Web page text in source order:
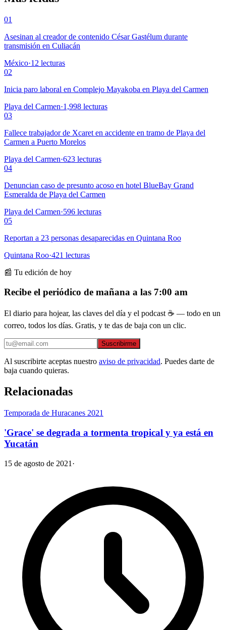
01
Asesinan al creador de contenido César Gastélum durante
transmisión en Culiacán
México·12 lecturas
02
Inicia paro laboral en Complejo Mayakoba en Playa del Carmen
Playa del Carmen·1,998 lecturas
03
Fallece trabajador de Xcaret en accidente en tramo de Playa del
Carmen a Puerto Morelos
Playa del Carmen·623 lecturas
04
Denuncian caso de presunto acoso en hotel BlueBay Grand
Esmeralda de Playa del Carmen
Playa del Carmen·596 lecturas
05
Reportan a 23 personas desaparecidas en Quintana Roo
Quintana Roo·421 lecturas
📰 Tu edición de hoy
Recibe el periódico de mañana a las 7:00 am
El diario para hojear, las claves del día y el podcast ☕ — todo en un
correo, todos los días. Gratis, y te das de baja con un clic.
Suscribirme
Al suscribirte aceptas nuestro aviso de privacidad. Puedes darte de
baja cuando quieras.
Relacionadas
Temporada de Huracanes 2021
'Grace' se degrada a tormenta tropical y ya está en
Yucatán
15 de agosto de 2021 ·